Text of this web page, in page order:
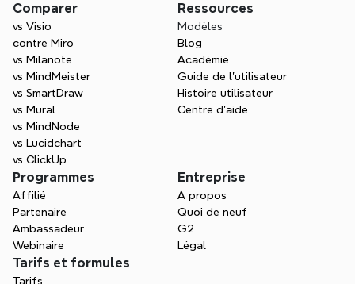
Comparer
vs Visio
contre Miro
vs Milanote
vs MindMeister
vs SmartDraw
vs Mural
vs MindNode
vs Lucidchart
vs ClickUp
Ressources
Modèles
Blog
Académie
Guide de l’utilisateur
Histoire utilisateur
Centre d'aide
Programmes
Affilié
Partenaire
Ambassadeur
Webinaire
Entreprise
À propos
Quoi de neuf
G2
Légal
Tarifs et formules
Tarifs